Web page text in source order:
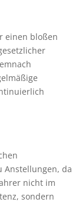
einen bloßen
Anstellungen, da
nicht im
sondern